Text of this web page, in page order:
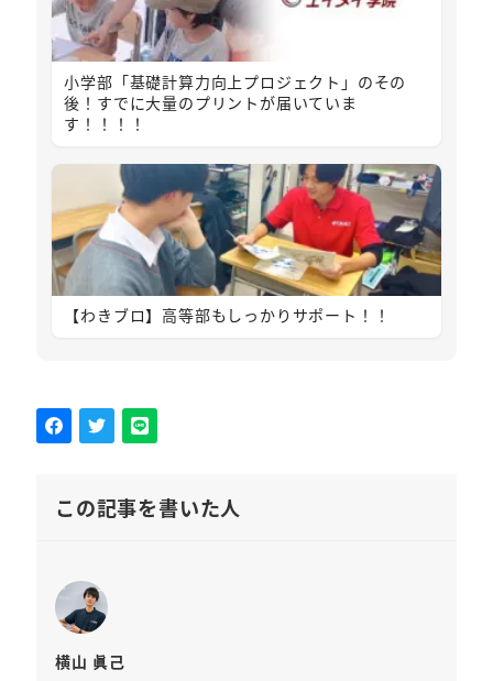
小学部「基礎計算力向上プロジェクト」のその
後！すでに大量のプリントが届いていま
す！！！！
【わきブロ】高等部もしっかりサポート！！
この記事を書いた人
横山 眞己